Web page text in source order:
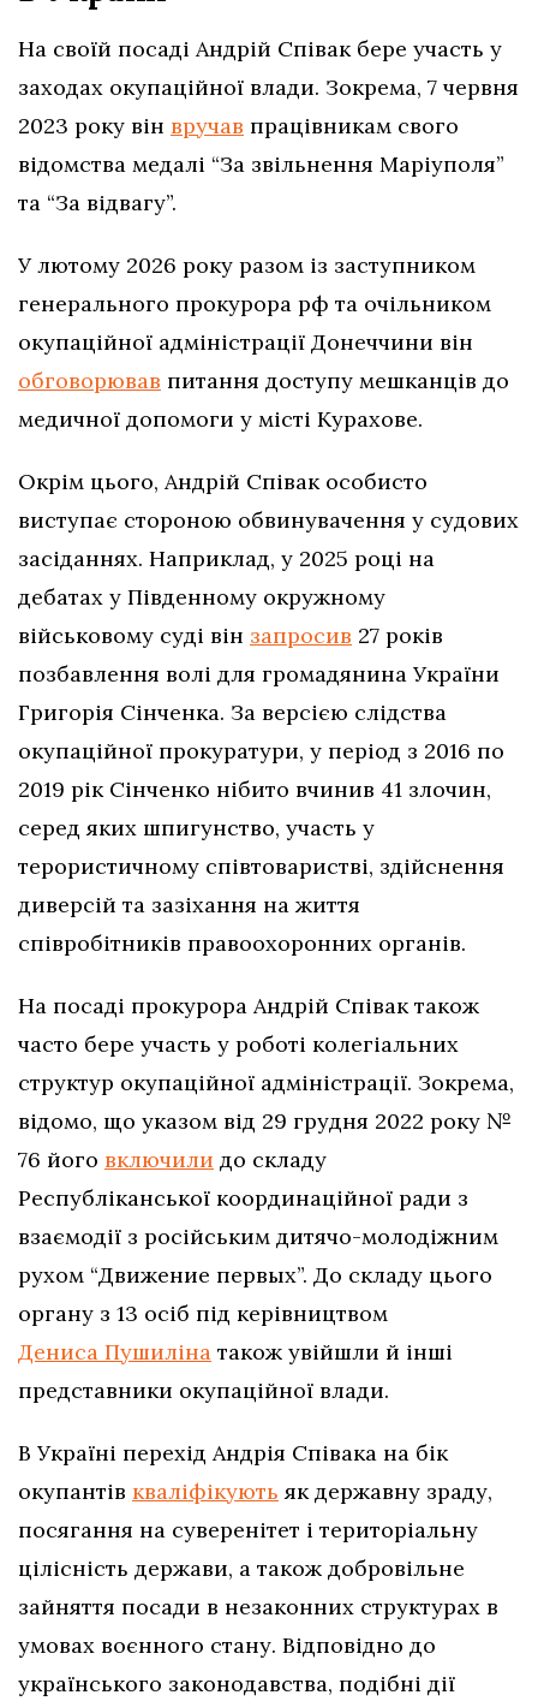
На своїй посаді Андрій Співак бере участь у
заходах окупаційної влади. Зокрема, 7 червня
2023 року він вручав працівникам свого
відомства медалі “За звільнення Маріуполя”
та “За відвагу”.
У лютому 2026 року разом із заступником
генерального прокурора рф та очільником
окупаційної адміністрації Донеччини він
обговорював питання доступу мешканців до
медичної допомоги у місті Курахове.
Окрім цього, Андрій Співак особисто
виступає стороною обвинувачення у судових
засіданнях. Наприклад, у 2025 році на
дебатах у Південному окружному
військовому суді він запросив 27 років
позбавлення волі для громадянина України
Григорія Сінченка. За версією слідства
окупаційної прокуратури, у період з 2016 по
2019 рік Сінченко нібито вчинив 41 злочин,
серед яких шпигунство, участь у
терористичному співтоваристві, здійснення
диверсій та зазіхання на життя
співробітників правоохоронних органів.
На посаді прокурора Андрій Співак також
часто бере участь у роботі колегіальних
структур окупаційної адміністрації. Зокрема,
відомо, що указом від 29 грудня 2022 року №
76 його включили до складу
Республіканської координаційної ради з
взаємодії з російським дитячо-молодіжним
рухом “Движение первых”. До складу цього
органу з 13 осіб під керівництвом
Дениса Пушиліна також увійшли й інші
представники окупаційної влади.
В Україні перехід Андрія Співака на бік
окупантів кваліфікують як державну зраду,
посягання на суверенітет і територіальну
цілісність держави, а також добровільне
зайняття посади в незаконних структурах в
умовах воєнного стану. Відповідно до
українського законодавства, подібні дії